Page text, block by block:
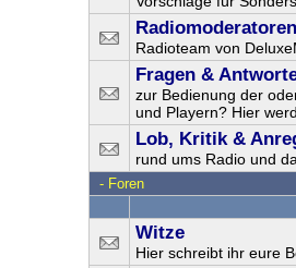
Radiomoderatoren
Radioteam von
Fragen &
zur Bedienung der
und Playern? Hier
Lob, Kritik &
rund ums Radio und
- Foren
Witze
Hier schreibt ihr eure